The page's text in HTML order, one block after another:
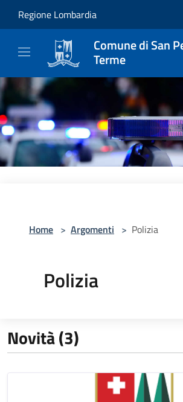
Regione Lombardia
Comune di San
Terme
Home > Argomenti > Polizia
Polizia
Novità (3)